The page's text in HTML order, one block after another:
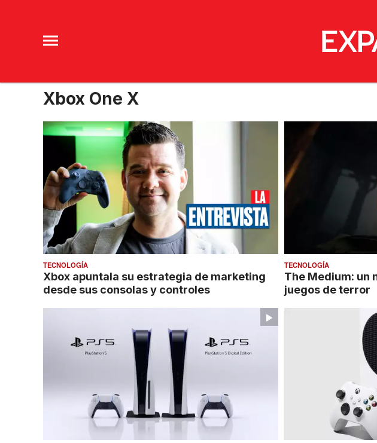
Xbox One X
TECNOLOGÍA
Xbox apuntala su estrategia de marketing
desde sus consolas y controles
TECNOLOGÍA
The Medium: un
juegos de terror